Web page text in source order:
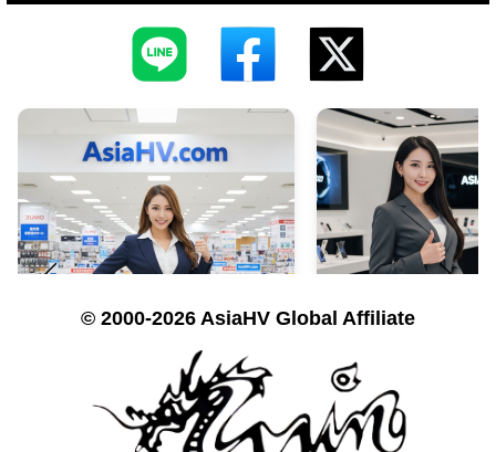
© 2000-2026 AsiaHV Global Affiliate